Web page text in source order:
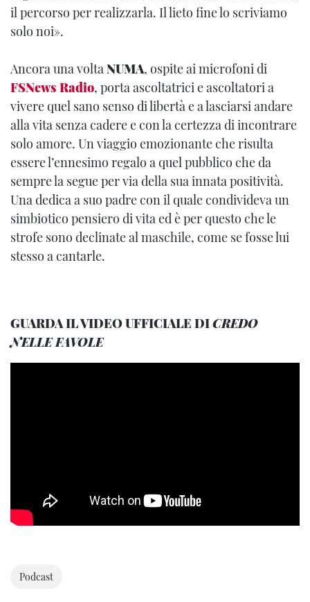
il percorso per realizzarla. Il lieto fine lo scriviamo
solo noi».
Ancora una voltaNUMA, ospite ai microfoni di
FSNews Radio, porta ascoltatrici e ascoltatori a
vivere quel sano senso di libertà e a lasciarsi andare
alla vita senza cadere e con la certezza di incontrare
solo amore. Un viaggio emozionante che risulta
essere l’ennesimo regalo a quel pubblico che da
sempre la segue per via della sua innata positività.
Una dedica a suo padre con il quale condivideva un
simbiotico pensiero di vita ed è per questo che le
strofe sono declinate al maschile, come se fosse lui
stesso a cantarle.
GUARDA IL VIDEO UFFICIALE DICREDO
NELLE FAVOLE
Podcast